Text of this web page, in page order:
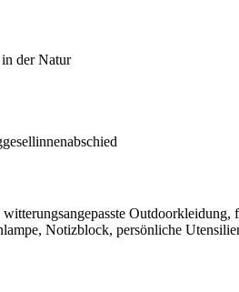
der Natur
Notizblock, persönliche